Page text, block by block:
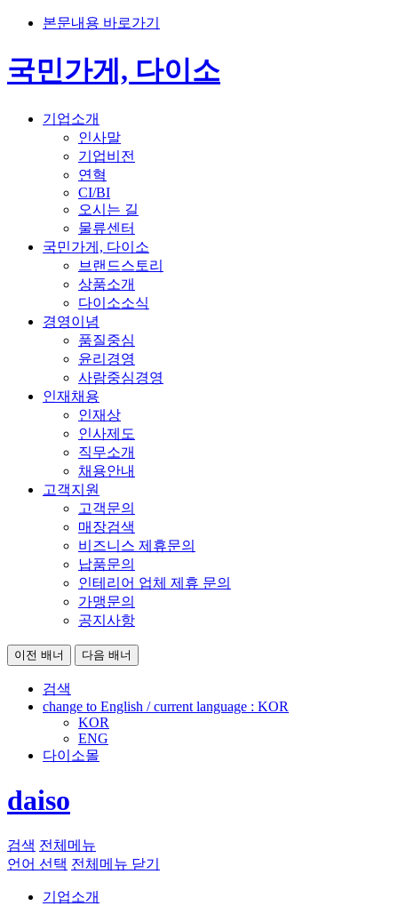
본문내용 바로가기
국민가게, 다이소
기업소개
인사말
기업비전
연혁
CI/BI
오시는 길
물류센터
국민가게, 다이소
브랜드스토리
상품소개
다이소소식
경영이념
품질중심
윤리경영
사람중심경영
인재채용
인재상
인사제도
직무소개
채용안내
고객지원
고객문의
매장검색
비즈니스 제휴문의
납품문의
인테리어 업체 제휴 문의
가맹문의
공지사항
이전 배너 다음 배너
검색
change to English / current language : KOR
KOR
ENG
다이소몰
daiso
검색 전체메뉴
언어 선택 전체메뉴 닫기
기업소개